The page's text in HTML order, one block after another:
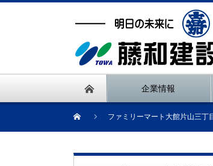
企業情報
ファミリーマート大館片山三丁